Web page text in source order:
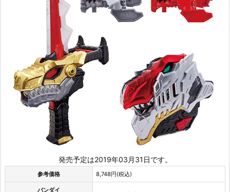
発売予定は2019年03月31日です。
参考価格 8,748円(税込)
バンダイ